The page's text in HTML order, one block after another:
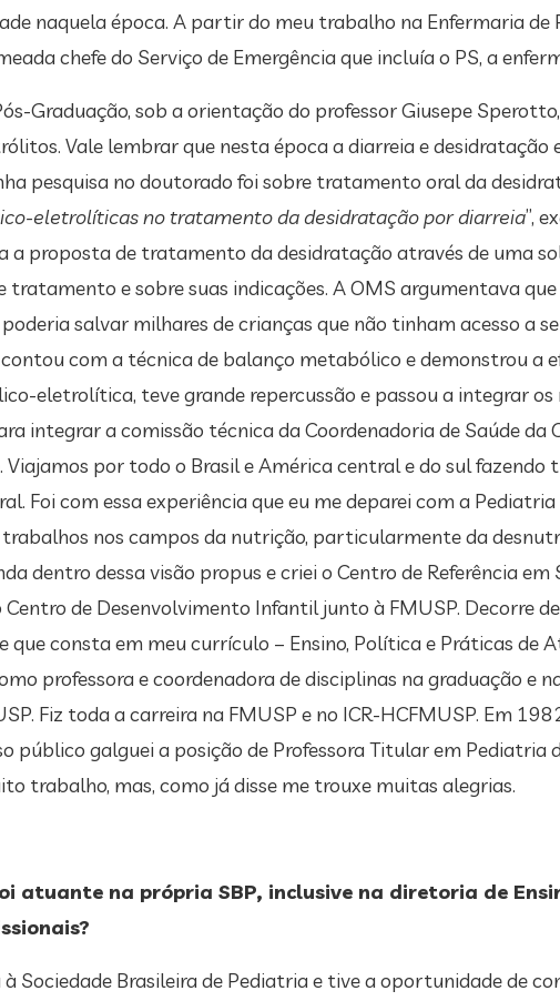
naquela época. A partir do meu trabalho na Enfermaria de
chefe do Serviço de Emergência que incluía o PS, a
Graduação, sob a orientação do professor Giusepe
Vale lembrar que nesta época a diarreia e
pesquisa no doutorado foi sobre tratamento oral da
eletrolíticas no tratamento da desidratação por diarreia”,
a proposta de tratamento da desidratação através de uma
tratamento e sobre suas indicações. A OMS argumentava
salvar milhares de crianças que não tinham acesso a
com a técnica de balanço metabólico e demonstrou a
eletrolítica, teve grande repercussão e passou a integrar os
integrar a comissão técnica da Coordenadoria de Saúde da
por todo o Brasil e América central e do sul fazendo
Foi com essa experiência que eu me deparei com a
nos campos da nutrição, particularmente da
dentro dessa visão propus e criei o Centro de Referência
de Desenvolvimento Infantil junto à FMUSP. Decorre
que consta em meu currículo – Ensino, Política e Práticas de
professora e coordenadora de disciplinas na graduação e
Fiz toda a carreira na FMUSP e no ICR-HCFMUSP. Em
público galguei a posição de Professora Titular em
trabalho, mas, como já disse me trouxe muitas alegrias.
atuante na própria SBP, inclusive na diretoria de
à Sociedade Brasileira de Pediatria e tive a oportunidade de